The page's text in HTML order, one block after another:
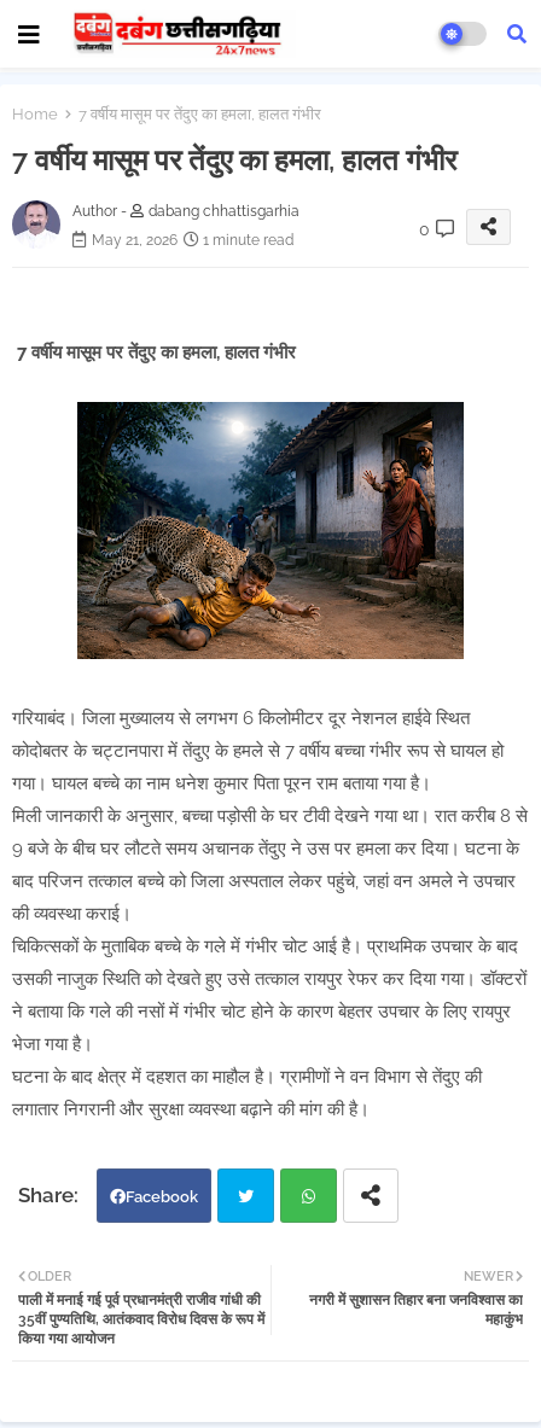
Home 7 वर्षीय मासूम पर तेंदुए का हमला, हालत गंभीर
7 वर्षीय मासूम पर तेंदुए का हमला, हालत गंभीर
Author -
dabang chhattisgarhia
May 21, 2026
1 minute read
0
7 वर्षीय मासूम पर तेंदुए का हमला, हालत गंभीर
गरियाबंद। जिला मुख्यालय से लगभग 6 किलोमीटर दूर नेशनल हाईवे स्थित
कोदोबतर के चट्टानपारा में तेंदुए के हमले से 7 वर्षीय बच्चा गंभीर रूप से घायल हो
गया। घायल बच्चे का नाम धनेश कुमार पिता पूरन राम बताया गया है।
मिली जानकारी के अनुसार, बच्चा पड़ोसी के घर टीवी देखने गया था। रात करीब 8 से
9 बजे के बीच घर लौटते समय अचानक तेंदुए ने उस पर हमला कर दिया। घटना के
बाद परिजन तत्काल बच्चे को जिला अस्पताल लेकर पहुंचे, जहां वन अमले ने उपचार
की व्यवस्था कराई।
चिकित्सकों के मुताबिक बच्चे के गले में गंभीर चोट आई है। प्राथमिक उपचार के बाद
उसकी नाजुक स्थिति को देखते हुए उसे तत्काल रायपुर रेफर कर दिया गया। डॉक्टरों
ने बताया कि गले की नसों में गंभीर चोट होने के कारण बेहतर उपचार के लिए रायपुर
भेजा गया है।
घटना के बाद क्षेत्र में दहशत का माहौल है। ग्रामीणों ने वन विभाग से तेंदुए की
लगातार निगरानी और सुरक्षा व्यवस्था बढ़ाने की मांग की है।
Facebook
tter atsa
NEWER
नगरी में सुशासन तिहार बना जनविश्वास का
महाकुंभ
OLDER
पाली में मनाई गई पूर्व प्रधानमंत्री राजीव गांधी की
35वीं पुण्यतिथि, आतंकवाद विरोध दिवस के रूप में
किया गया आयोजन